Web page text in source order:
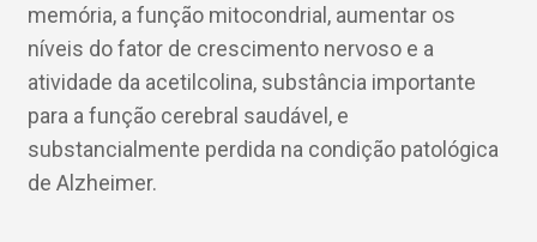
memória, a função mitocondrial, aumentar os
níveis do fator de crescimento nervoso e a
atividade da acetilcolina, substância importante
para a função cerebral saudável, e
substancialmente perdida na condição patológica
de Alzheimer.